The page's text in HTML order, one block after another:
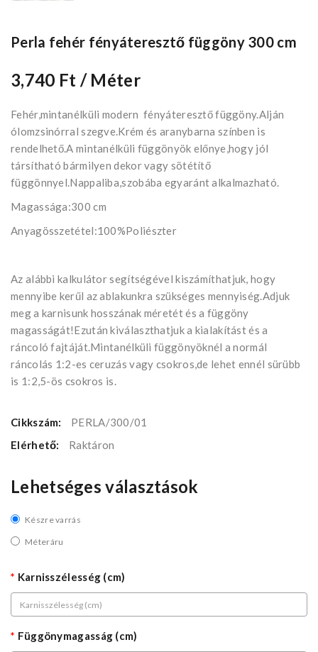
Perla fehér fényáteresztő függöny 300 cm
3,740 Ft / Méter
Fehér,mintanélküli modern fényáteresztő függöny.Alján
ólomzsinórral szegve.Krém és aranybarna színben is
rendelhető.A mintanélküli függönyök előnye,hogy jól
társítható bármilyen dekor vagy sötétítő
függönnyel.Nappaliba,szobába egyaránt alkalmazható.
Magassága:300 cm
Anyagösszetétel:100%Poliészter
Az alábbi kalkulátor segítségével kiszámíthatjuk, hogy
mennyibe kerűl az ablakunkra szükséges mennyiség.Adjuk
meg a karnisunk hosszának méretét és a függöny
magasságát!Ezután kiválaszthatjuk a kialakítást és a
ráncoló fajtáját.Mintanélküli függönyöknél a normál
ráncolás 1:2-es ceruzás vagy csokros,de lehet ennél sürübb
is 1:2,5-ös csokros is.
Cikkszám:
PERLA/300/01
Elérhető:
Raktáron
Lehetséges választások
Készre varrás
Méteráru
Karnisszélesség (cm)
Függönymagasság (cm)